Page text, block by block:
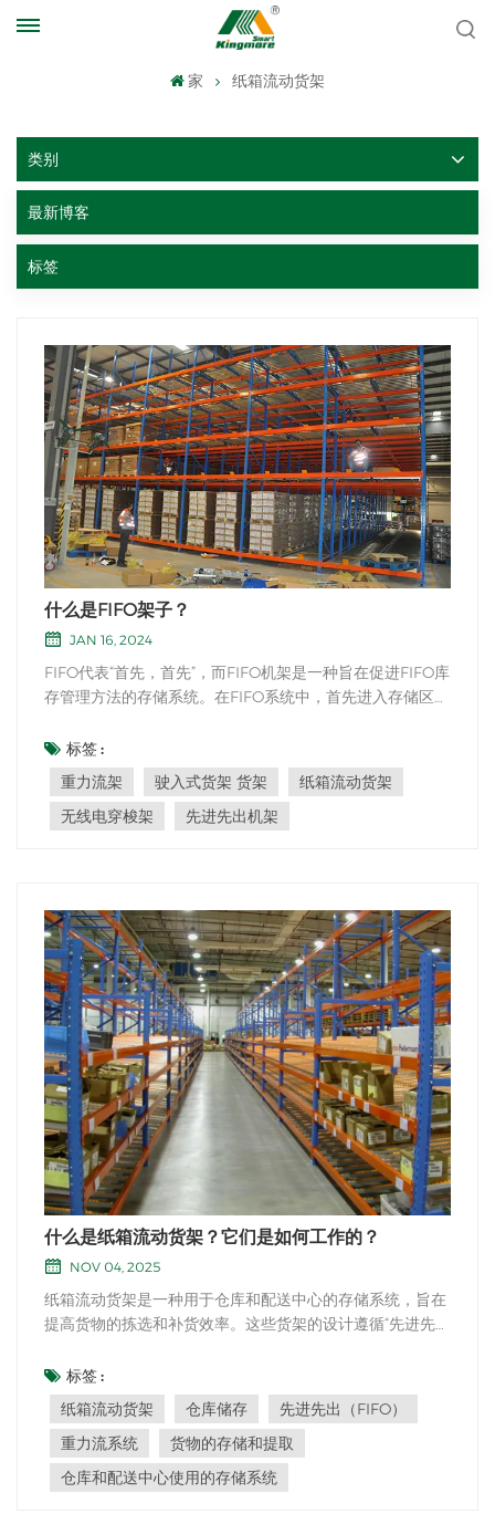
家 纸箱流动货架
类别
最新博客
标签
什么是FIFO架子？
JAN 16, 2024
FIFO代表“首先，首先”，而FIFO机架是一种旨在促进FIFO库
存管理方法的存储系统。在FIFO系统中，首先进入存储区域
于库存旋转至关重要的仓库，配电中心和其他存储设施中，
尤其是对于具有到期日期的易腐商品或产品。FIFO架子 通
常使用倾斜的架子或滚筒设计，可以使重力有...
标签 :
重力流架
驶入式货架 货架
纸箱流动货架
无线电穿梭架
先进先出机架
什么是纸箱流动货架？它们是如何工作的？
NOV 04, 2025
纸箱流动货架是一种用于仓库和配送中心的存储系统，旨在
提高货物的拣选和补货效率。这些货架的设计遵循“先进先
发货，从而最大限度地降低产品变质或过期的风险。以下是
纸箱流动货架的工作原理：1.重力流纸箱流动货架采用重力
流动系统。纸箱或包装盒被装载到货架倾斜的滚...
标签 :
纸箱流动货架
仓库储存
先进先出（FIFO）
重力流系统
货物的存储和提取
仓库和配送中心使用的存储系统